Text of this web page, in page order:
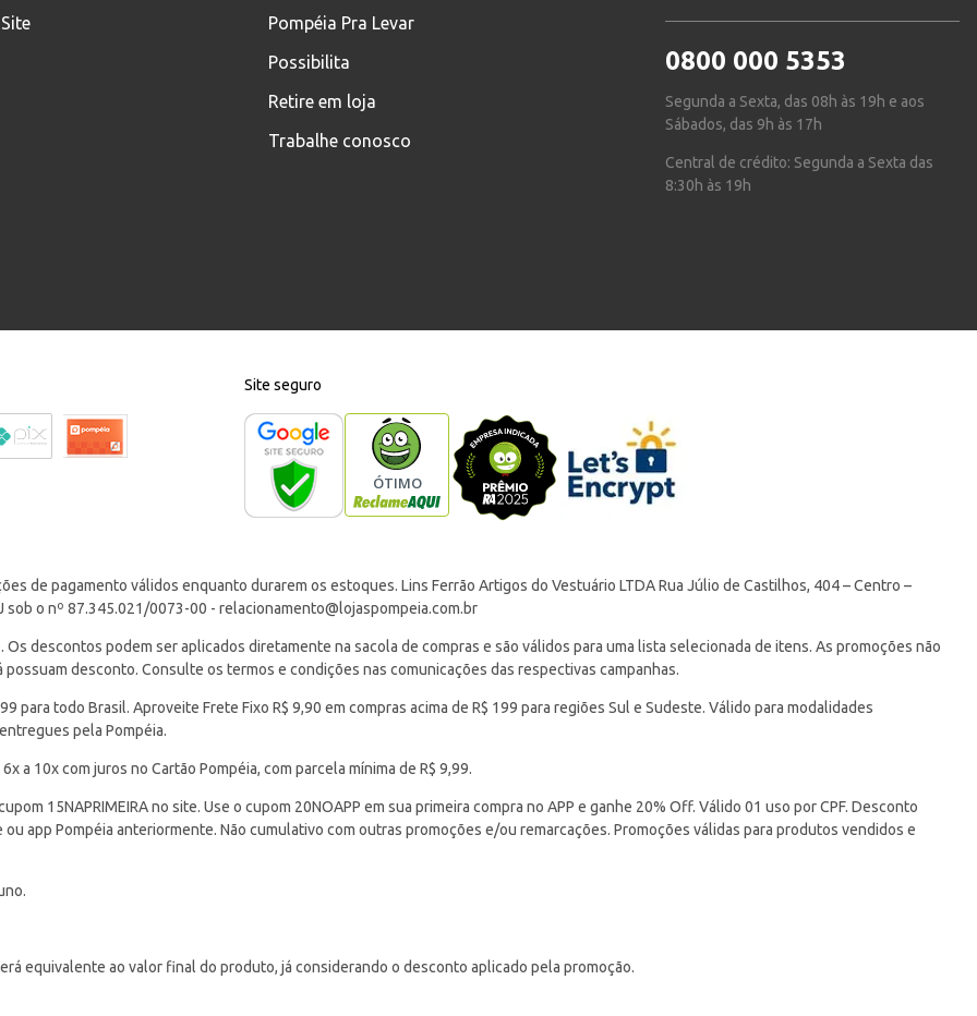
Pompéia Pra Levar
Possibilita
Retire em loja
Trabalhe conosco
0800 000 5353
Segunda a Sexta, das 08h às 19h e aos
Sábados, das 9h às 17h
Central de crédito: Segunda a Sexta das
8:30h às 19h
Site seguro
de pagamento válidos enquanto durarem os estoques. Lins Ferrão Artigos do Vestuário LTDA Rua Júlio de Castilhos, 404 – Centro –
sob o nº 87.345.021/0073-00 - relacionamento@lojaspompeia.com.br
descontos podem ser aplicados diretamente na sacola de compras e são válidos para uma lista selecionada de itens. As promoções não
desconto. Consulte os termos e condições nas comunicações das respectivas campanhas.
para todo Brasil. Aproveite Frete Fixo R$ 9,90 em compras acima de R$ 199 para regiões Sul e Sudeste. Válido para modalidades
pela Pompéia.
a 10x com juros no Cartão Pompéia, com parcela mínima de R$ 9,99.
15NAPRIMEIRA no site. Use o cupom 20NOAPP em sua primeira compra no APP e ganhe 20% Off. Válido 01 uso por CPF. Desconto
app Pompéia anteriormente. Não cumulativo com outras promoções e/ou remarcações. Promoções válidas para produtos vendidos e
equivalente ao valor final do produto, já considerando o desconto aplicado pela promoção.